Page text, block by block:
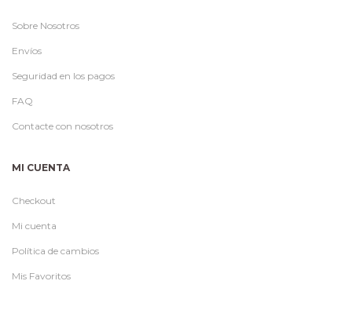
Sobre Nosotros
Envíos
Seguridad en los pagos
FAQ
Contacte con nosotros
MI CUENTA
Checkout
Mi cuenta
Política de cambios
Mis Favoritos